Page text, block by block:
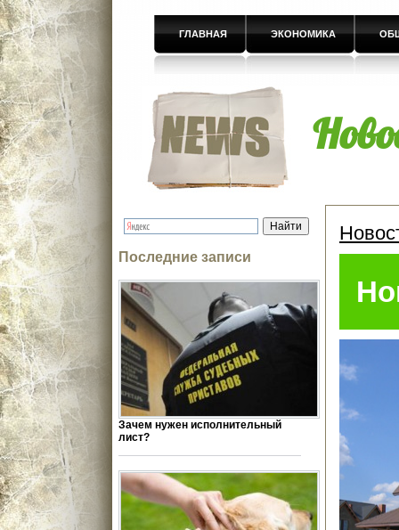
ГЛАВНАЯ ЭКОНОМИКА
Последние записи
Зачем нужен исполнительный
лист?